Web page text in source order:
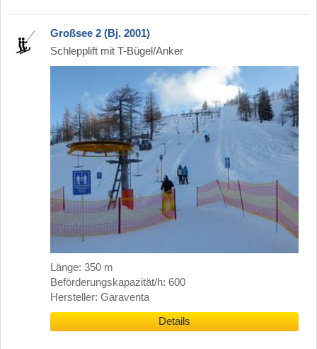
Großsee 2 (Bj. 2001)
Schlepplift mit T-Bügel/Anker
Länge: 350 m
Beförderungskapazität/h: 600
Hersteller: Garaventa
Details